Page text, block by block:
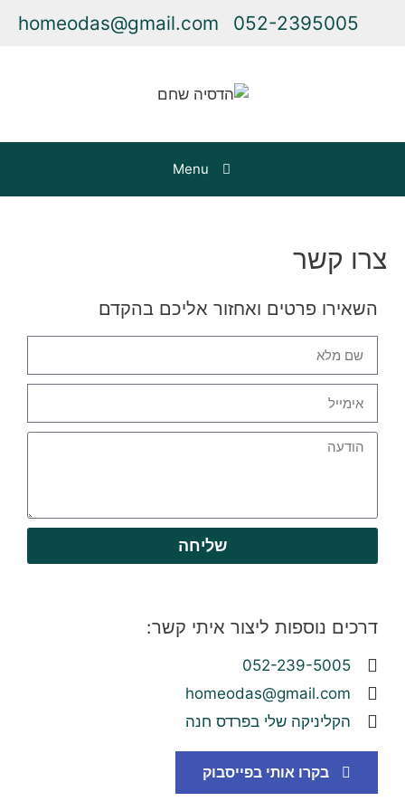
052-2395005
homeodas@gmail.com
Menu
צרו קשר
השאירו פרטים ואחזור אליכם בהקדם
שליחה
דרכים נוספות ליצור איתי קשר:
052-239-5005
homeodas@gmail.com
הקליניקה שלי בפרדס חנה
בקרו אותי בפייסבוק